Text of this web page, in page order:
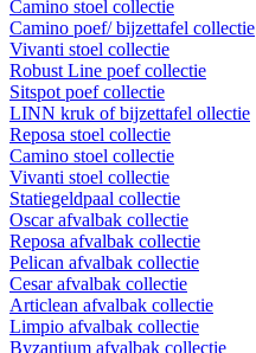
Camino stoel collectie
Camino poef/ bijzettafel collectie
Vivanti stoel collectie
Robust Line poef collectie
Sitspot poef collectie
LINN kruk of bijzettafel ollectie
Reposa stoel collectie
Camino stoel collectie
Vivanti stoel collectie
Statiegeldpaal collectie
Oscar afvalbak collectie
Reposa afvalbak collectie
Pelican afvalbak collectie
Cesar afvalbak collectie
Articlean afvalbak collectie
Limpio afvalbak collectie
Byzantium afvalbak collectie